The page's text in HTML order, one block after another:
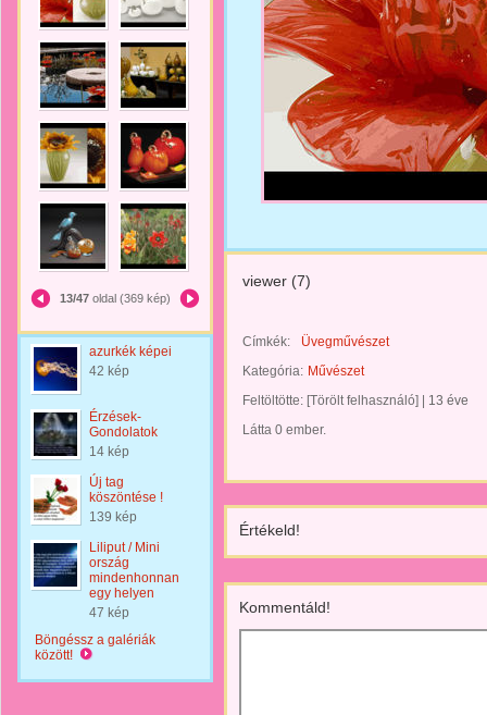
13/47 oldal (369 kép)
azurkék képei
42 kép
Érzések-
Gondolatok
14 kép
Új tag
köszöntése !
139 kép
Liliput / Mini
ország
mindenhonnan
egy helyen
47 kép
Böngéssz a galériák
között!
viewer (7)
Címkék:
Üvegművészet
Kategória: Művészet
Feltöltötte: [Törölt felhasználó]
13 éve
Látta 0 ember.
Értékeld!
Kommentáld!